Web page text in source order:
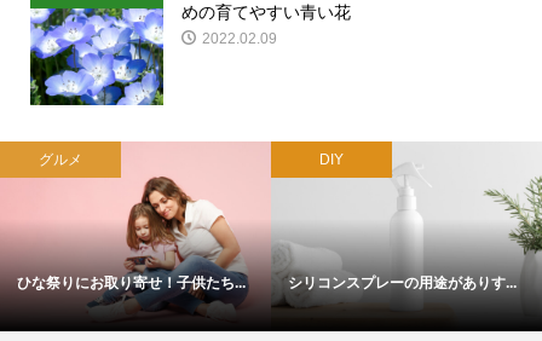
めの育てやすい青い花
2022.02.09
グルメ
ひな祭りにお取り寄せ！子供たち...
DIY
シリコンスプレーの用途がありす...